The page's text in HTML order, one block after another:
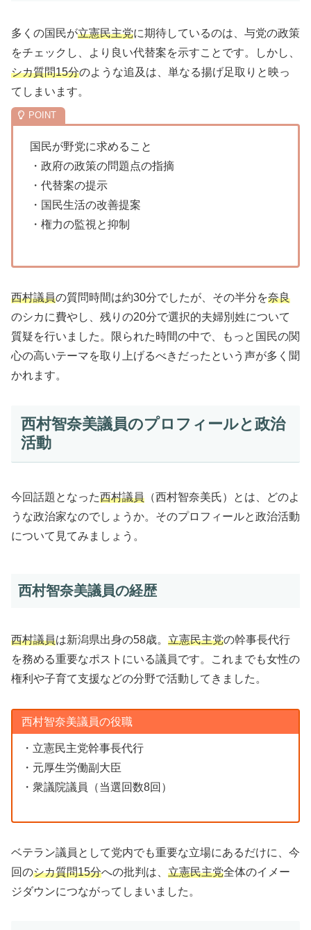
多くの国民が立憲民主党に期待しているのは、与党の政策
をチェックし、より良い代替案を示すことです。しかし、
シカ質問15分のような追及は、単なる揚げ足取りと映っ
てしまいます。
国民が野党に求めること
・政府の政策の問題点の指摘
・代替案の提示
・国民生活の改善提案
・権力の監視と抑制
西村議員の質問時間は約30分でしたが、その半分を奈良
のシカに費やし、残りの20分で選択的夫婦別姓について
質疑を行いました。限られた時間の中で、もっと国民の関
心の高いテーマを取り上げるべきだったという声が多く聞
かれます。
西村智奈美議員のプロフィールと政治
活動
今回話題となった西村議員 （西村智奈美氏）とは、どのよ
うな政治家なのでしょうか。そのプロフィールと政治活動
について見てみましょう。
西村智奈美議員の経歴
西村議員は新潟県出身の58歳。 立憲民主党の幹事長代行
を務める重要なポストにいる議員です。これまでも女性の
権利や子育て支援などの分野で活動してきました。
西村智奈美議員の役職
・立憲民主党幹事長代行
・元厚生労働副大臣
・衆議院議員（当選回数8回）
ベテラン議員として党内でも重要な立場にあるだけに、今
回のシカ質問15分への批判は、 立憲民主党全体のイメー
ジダウンにつながってしまいました。